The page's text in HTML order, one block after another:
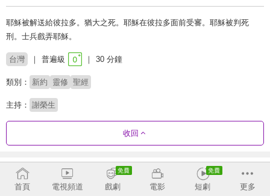
耶穌被解送給彼拉多。猶大之死。耶穌在彼拉多面前受審。耶穌被判死
刑。士兵戲弄耶穌。
台灣 普遍級 30 分鐘
類別： 新約 靈修 聖經
主持： 謝榮生
收回
劇集列表 反序
彼得後書-莊頌偉
首頁 電視頻道 戲劇 電影 短劇 更多